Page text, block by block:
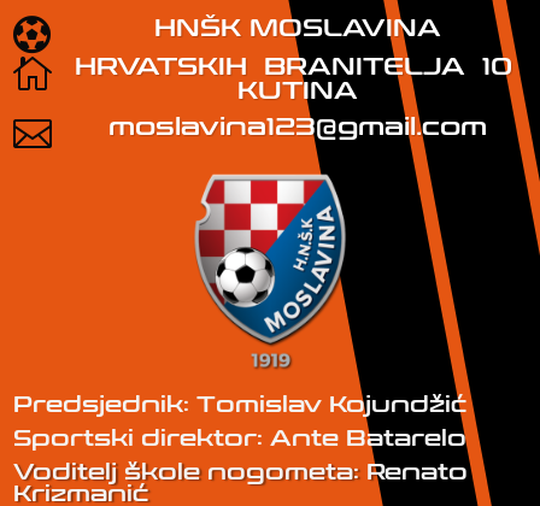
 HNŠK MOSLAVINA

HRVATSKIH BRANITELJA 10
KUTINA
 moslavina123@gmail.com
Predsjednik: Tomislav Kojundžić
Sportski direktor: Ante Batarelo
Voditelj škole nogometa: Renato
Krizmanić